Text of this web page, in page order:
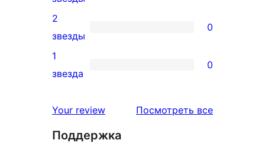
отзыв
3-
звездный
отзыв
0
2-
звездный
2
звезды
0
0
звездный
1
звезда
0
Your review Посмотреть всеотзывы
Поддержка